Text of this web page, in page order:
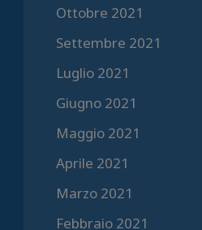
Ottobre 2021
Settembre 2021
Luglio 2021
Giugno 2021
Maggio 2021
Aprile 2021
Marzo 2021
Febbraio 2021